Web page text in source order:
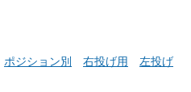
ポジション別 右投げ用
左投げ